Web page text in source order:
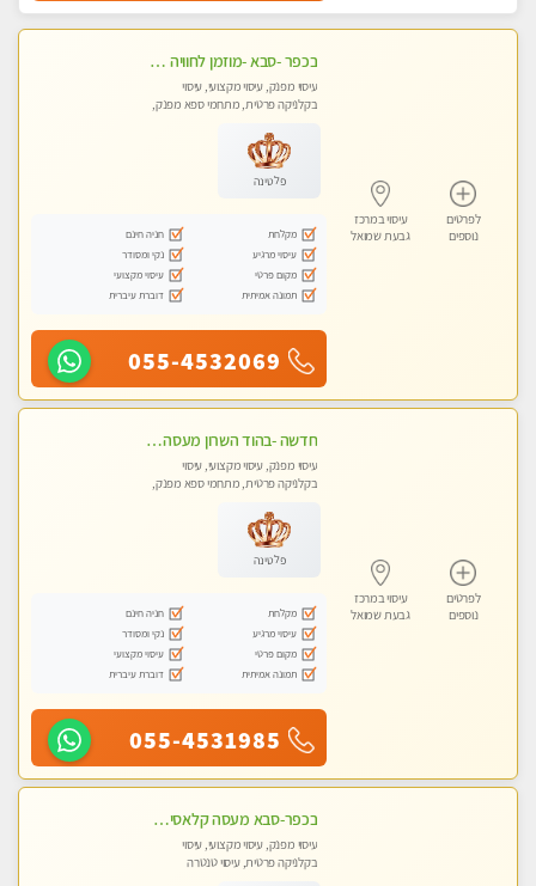
לפרטים
נוספים
עיסוי במרכז
גבעת שמואל
בכפר -סבא -מוזמן לחוויה בלתי נשכחת!!!עיסוי מפנק ביותר מומלץ לחלוטין!!!
עיסוי מפנק, עיסוי מקצועי, עיסוי
בקלניקה פרטית, מתחמי ספא מפנק,
לנשים בלבד
פלטינה
מקלחת
חניה חינם
עיסוי מרגיע
נקי ומסודר
מקום פרטי
עיסוי מקצועי
תמונה אמיתית
דוברת עיברית
055-4532069
לפרטים
נוספים
עיסוי במרכז
גבעת שמואל
חדשה -בהוד השרון מעסה איכותית מפנקת ומקצועית לעיסוי חלומי .....
עיסוי מפנק, עיסוי מקצועי, עיסוי
בקלניקה פרטית, מתחמי ספא מפנק,
פלטינה
מקלחת
חניה חינם
עיסוי מרגיע
נקי ומסודר
מקום פרטי
עיסוי מקצועי
תמונה אמיתית
דוברת עיברית
055-4531985
בכפר-סבא מעסה קלאסית ומפנקת. . highly recommended..new in the city
עיסוי מפנק, עיסוי מקצועי, עיסוי
בקלניקה פרטית, עיסוי טנטרה